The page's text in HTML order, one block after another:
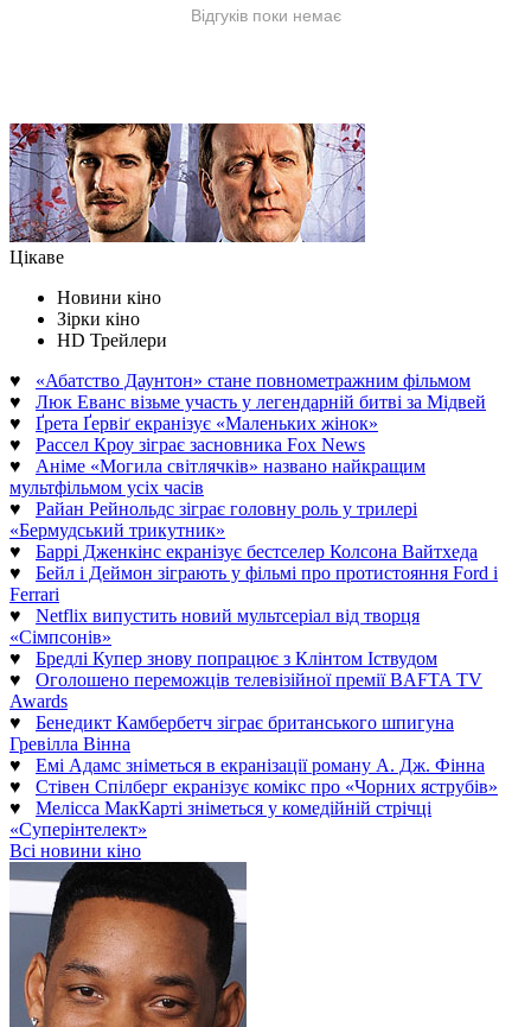
Цікаве
Новини кіно
Зірки кіно
HD Трейлери
♥ «Абатство Даунтон» стане повнометражним фільмом
♥ Люк Еванс візьме участь у легендарній битві за Мідвей
♥ Ґрета Ґервіґ екранізує «Маленьких жінок»
♥ Рассел Кроу зіграє засновника Fox News
♥ Аніме «Могила світлячків» названо найкращим
мультфільмом усіх часів
♥ Райан Рейнольдс зіграє головну роль у трилері
«Бермудський трикутник»
♥ Баррі Дженкінс екранізує бестселер Колсона Вайтхеда
♥ Бейл і Деймон зіграють у фільмі про протистояння Ford і
Ferrari
♥ Netflix випустить новий мультсеріал від творця
«Сімпсонів»
♥ Бредлі Купер знову попрацює з Клінтом Іствудом
♥ Оголошено переможців телевізійної премії BAFTA TV
Awards
♥ Бенедикт Камбербетч зіграє британського шпигуна
Гревілла Вінна
♥ Емі Адамс зніметься в екранізації роману А. Дж. Фінна
♥ Стівен Спілберг екранізує комікс про «Чорних яструбів»
♥ Мелісса МакКарті зніметься у комедійній стрічці
«Суперінтелект»
Всі новини кіно